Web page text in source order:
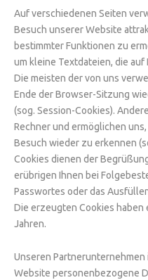
Auf verschiedenen Seiten
Besuch unserer Website
bestimmter Funktionen zu
um kleine Textdateien, die
Die meisten der von uns
Ende der Browser-Sitzung
(sog. Session-Cookies).
Rechner und ermöglichen
Besuch wieder zu erkennen
Cookies dienen der
erübrigen Ihnen bei
Passwortes oder das
Die erzeugten Cookies haben
Jahren.
Unseren
Website personenbezogene